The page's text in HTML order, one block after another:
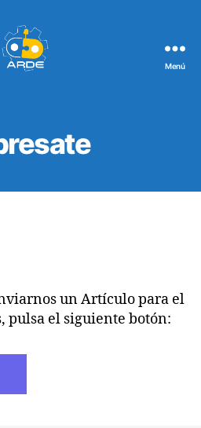
Menú
un Artículo para el
pulsa el siguiente botón: